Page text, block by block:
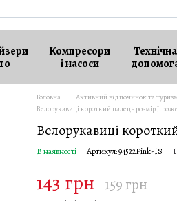
Компресори
і насоси
Технічна
Головна Активний відпочинок та
Велорукавиці короткий палець розмір L
Велорукавиці
В наявності Артикул: 94522Pink-IS
143 грн 159 грн